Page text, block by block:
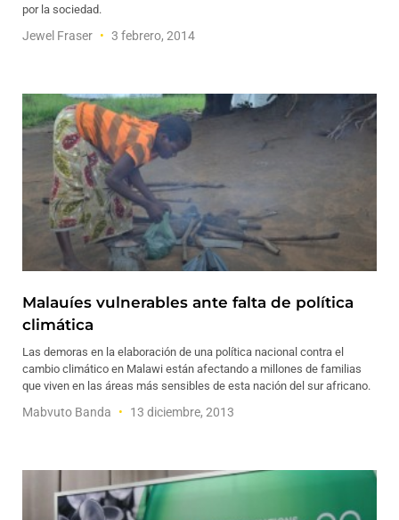
por la sociedad.
Jewel Fraser 3 febrero, 2014
Malauíes vulnerables ante falta de política
climática
Las demoras en la elaboración de una política nacional contra el
cambio climático en Malawi están afectando a millones de familias
que viven en las áreas más sensibles de esta nación del sur africano.
Mabvuto Banda 13 diciembre, 2013